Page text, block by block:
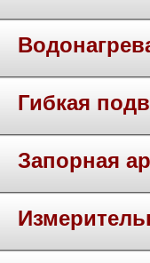
Гибкая
Запорная